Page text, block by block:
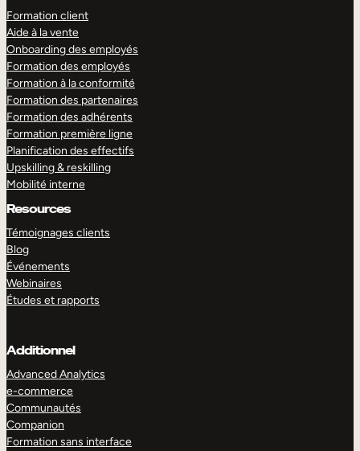
Formation client
Aide à la vente
Onboarding des employés
Formation des employés
Formation à la conformité
Formation des partenaires
Formation des adhérents
Formation première ligne
Planification des effectifs
Upskilling & reskilling
Mobilité interne
Resources
Témoignages clients
Blog
Événements
Webinaires
Études et rapports
Additionnel
Advanced Analytics
e-commerce
Communautés
Companion
Formation sans interface